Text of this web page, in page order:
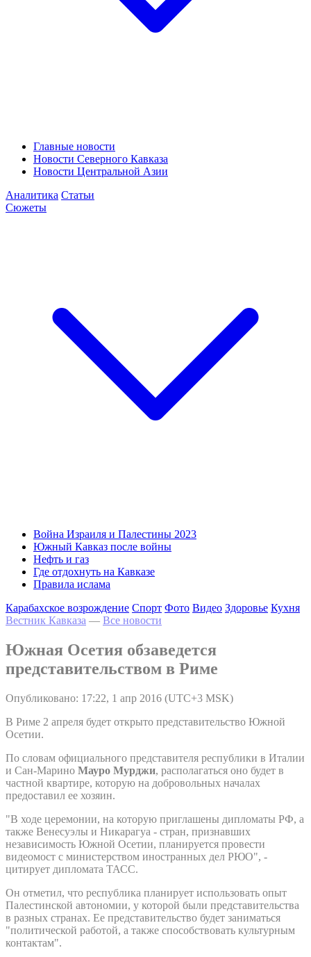
Главные новости
Новости Северного Кавказа
Новости Центральной Азии
Аналитика Статьи
Сюжеты
Война Израиля и Палестины 2023
Южный Кавказ после войны
Нефть и газ
Где отдохнуть на Кавказе
Правила ислама
Карабахское возрождение Спорт Фото Видео Здоровье Кухня
Вестник Кавказа — Все новости
Южная Осетия обзаведется
представительством в Риме
Опубликовано: 17:22, 1 апр 2016 (UTC+3 MSK)
В Риме 2 апреля будет открыто представительство Южной
Осетии.
По словам официального представителя республики в Италии
и Сан-Марино Мауро Мурджи, располагаться оно будет в
частной квартире, которую на добровольных началах
предоставил ее хозяин.
"В ходе церемонии, на которую приглашены дипломаты РФ, а
также Венесуэлы и Никарагуа - стран, признавших
независимость Южной Осетии, планируется провести
видеомост с министерством иностранных дел РЮО", -
цитирует дипломата ТАСС.
Он отметил, что республика планирует использовать опыт
Палестинской автономии, у которой были представительства
в разных странах. Ее представительство будет заниматься
"политической работой, а также способствовать культурным
контактам".